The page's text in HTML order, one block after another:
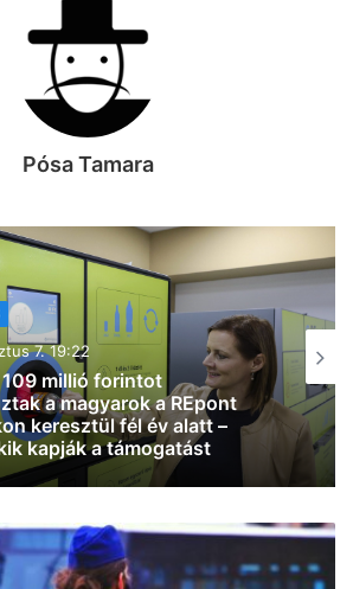
Pósa Tamara
7. 18:01
tényleg mérséklődik a
már “csak” 32 fok lesz